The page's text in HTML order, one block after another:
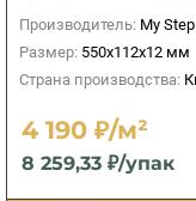
Производитель: My Step
Размер: 550x112x12 мм
Страна производства:
4 190 ₽/м²
8 259,33 ₽/упак